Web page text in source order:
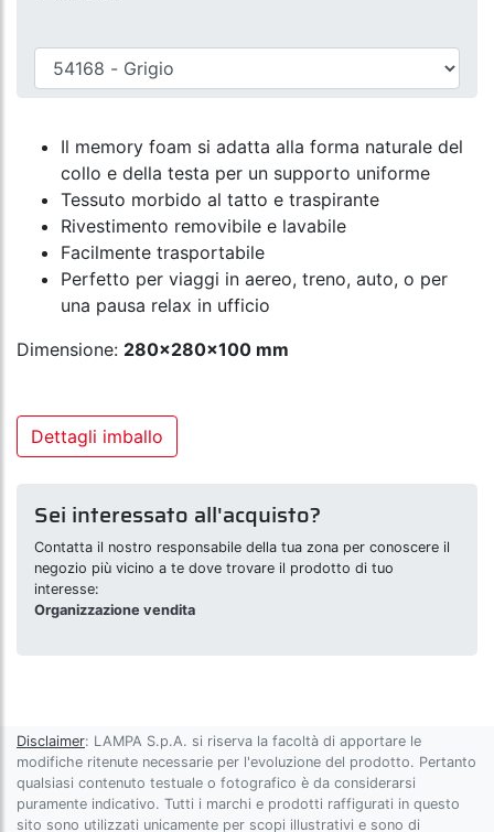
Il memory foam si adatta alla forma naturale del
collo e della testa per un supporto uniforme
Tessuto morbido al tatto e traspirante
Rivestimento removibile e lavabile
Facilmente trasportabile
Perfetto per viaggi in aereo, treno, auto, o per
una pausa relax in ufficio
Dimensione: 280x280x100 mm
Dettagli imballo
Sei interessato all'acquisto?
Contatta il nostro responsabile della tua zona per conoscere il
negozio più vicino a te dove trovare il prodotto di tuo
interesse:
Organizzazione vendita
Disclaimer: LAMPA S.p.A. si riserva la facoltà di apportare le
modifiche ritenute necessarie per l'evoluzione del prodotto. Pertanto
qualsiasi contenuto testuale o fotografico è da considerarsi
puramente indicativo. Tutti i marchi e prodotti raffigurati in questo
sito sono utilizzati unicamente per scopi illustrativi e sono di